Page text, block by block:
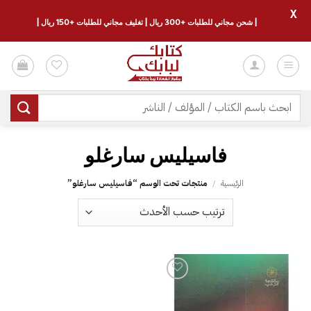
للمحتوى
البحث
عن:
الرئيسية / منتجات تحت الوسم “‎فاسيليس سارغلو”
إلى
| شحن مجاني للطلبات +300 ريال | تغليف مجاني للطلبات +150 ريال |
X